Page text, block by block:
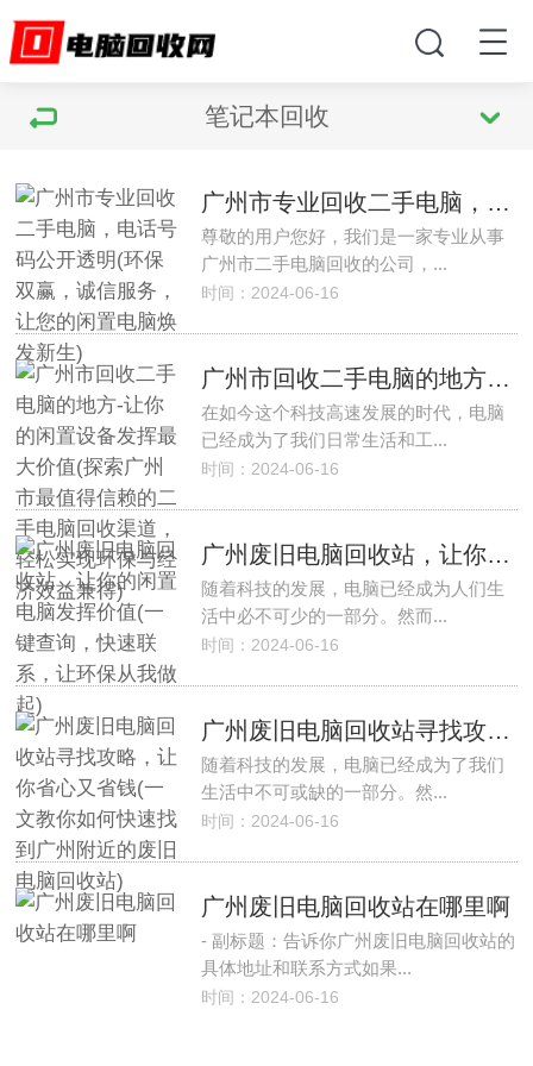
笔记本回收
广州市专业回收二手电脑，电话号码公开透明(环保双赢，诚信服务，让您的闲置电脑焕发新生)
尊敬的用户您好，我们是一家专业从事
广州市二手电脑回收的公司，...
时间：2024-06-16
广州市回收二手电脑的地方-让你的闲置设备发挥最大价值(探索广州市最值得信赖的二手电脑回收渠道，轻松实现环保与经济效益兼得)
在如今这个科技高速发展的时代，电脑
已经成为了我们日常生活和工...
时间：2024-06-16
广州废旧电脑回收站，让你的闲置电脑发挥价值(一键查询，快速联系，让环保从我做起)
随着科技的发展，电脑已经成为人们生
活中必不可少的一部分。然而...
时间：2024-06-16
广州废旧电脑回收站寻找攻略，让你省心又省钱(一文教你如何快速找到广州附近的废旧电脑回收站)
随着科技的发展，电脑已经成为了我们
生活中不可或缺的一部分。然...
时间：2024-06-16
广州废旧电脑回收站在哪里啊
- 副标题：告诉你广州废旧电脑回收站的
具体地址和联系方式如果...
时间：2024-06-16